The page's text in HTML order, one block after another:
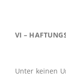
VI –
Unter keinen